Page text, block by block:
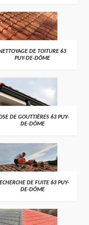
DE TOITURE 63
PUY-DE-DÔME
DE GOUTTIÈRES 63 PUY-
DE-DÔME
DE FUITE 63 PUY-
DE-DÔME